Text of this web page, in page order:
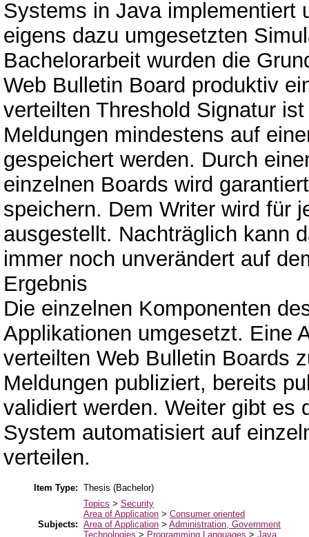
Systems in Java implementiert
eigens dazu umgesetzten
Bachelorarbeit wurden die
Web Bulletin Board produktiv
verteilten Threshold Signatur
Meldungen mindestens auf
gespeichert werden. Durch
einzelnen Boards wird
speichern. Dem Writer wird für
ausgestellt. Nachträglich kann
immer noch unverändert auf
Ergebnis
Die einzelnen Komponenten
Applikationen umgesetzt. Eine
verteilten Web Bulletin Boards
Meldungen publiziert, bereits
validiert werden. Weiter gibt es
System automatisiert auf
verteilen.
Item Type: Thesis (Bachelor)
Subjects:
Topics > Security
Area of Application > Consumer oriented
Area of Application > Administration, Government
Technologies > Programming Languages > Java